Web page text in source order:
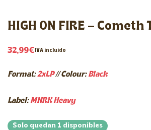
HIGH ON FIRE –
32,99€IVA incluido
Format:2xLP//Colour:Black
Label:MNRK Heavy
Solo quedan 1 disponibles